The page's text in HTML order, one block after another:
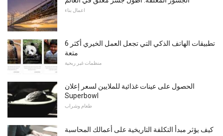
اعمال بناء
6 تطبيقات الهاتف الذكي التي تجعل العمل الخيري أكثر
متعة
منظمات غير ربحية
الحصول على عينات غذائية للملايين لسعر إعلان
Superbowl
طعام وشراب
كيف يؤثر مبدأ التكلفة التاريخية على أعمالك المحاسبة